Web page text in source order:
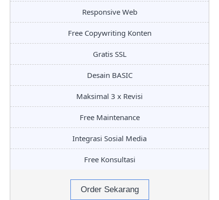
Responsive Web
Free Copywriting Konten
Gratis SSL
Desain BASIC
Maksimal 3 x Revisi
Free Maintenance
Integrasi Sosial Media
Free Konsultasi
Order Sekarang